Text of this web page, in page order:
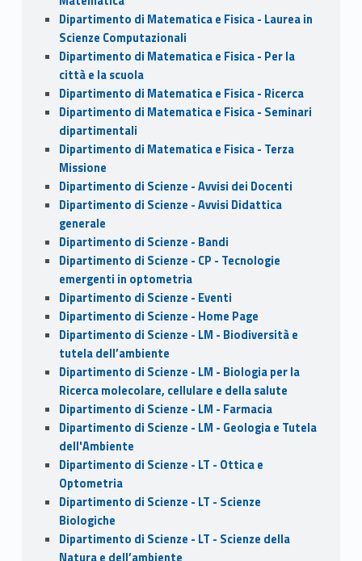
Dipartimento di Matematica e Fisica - Laurea in
Scienze Computazionali
Dipartimento di Matematica e Fisica - Per la
città e la scuola
Dipartimento di Matematica e Fisica - Ricerca
Dipartimento di Matematica e Fisica - Seminari
dipartimentali
Dipartimento di Matematica e Fisica - Terza
Missione
Dipartimento di Scienze - Avvisi dei Docenti
Dipartimento di Scienze - Avvisi Didattica
generale
Dipartimento di Scienze - Bandi
Dipartimento di Scienze - CP - Tecnologie
emergenti in optometria
Dipartimento di Scienze - Eventi
Dipartimento di Scienze - Home Page
Dipartimento di Scienze - LM - Biodiversità e
tutela dell’ambiente
Dipartimento di Scienze - LM - Biologia per la
Ricerca molecolare, cellulare e della salute
Dipartimento di Scienze - LM - Farmacia
Dipartimento di Scienze - LM - Geologia e Tutela
dell'Ambiente
Dipartimento di Scienze - LT - Ottica e
Optometria
Dipartimento di Scienze - LT - Scienze
Biologiche
Dipartimento di Scienze - LT - Scienze della